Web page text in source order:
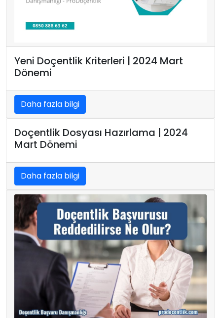
Yeni Doçentlik Kriterleri | 2024 Mart
Dönemi
Daha fazla bilgi
Doçentlik Dosyası Hazırlama | 2024
Mart Dönemi
Daha fazla bilgi